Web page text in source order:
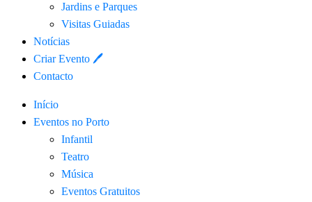
Jardins e Parques
Visitas Guiadas
Notícias
Criar Evento 🖊
Contacto
Início
Eventos no Porto
Infantil
Teatro
Música
Eventos Gratuitos